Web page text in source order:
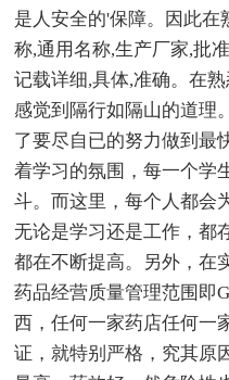
是人安全的'保障。因此在
称,通用名称,生产厂家,批
记载详细,具体,准确。在
感觉到隔行如隔山的道理
了要尽自已的努力做到最
着学习的氛围，每一个学
斗。而这里，每个人都会
无论是学习还是工作，都
都在不断提高。另外，在
药品经营质量管理范围即
西，任何一家药店任何一
证，就特别严格，究其原